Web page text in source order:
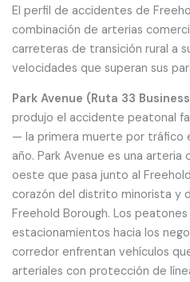
El perfil de accidentes de
combinación de arterias
carreteras de transición rural a
velocidades que superan sus
Park Avenue (Ruta 33
produjo el accidente peatonal
— la primera muerte por tráfico
año. Park Avenue es una arteria
oeste que pasa junto al
corazón del distrito minorista y
Freehold Borough. Los
estacionamientos hacia los
corredor enfrentan vehículos
arteriales con protección de